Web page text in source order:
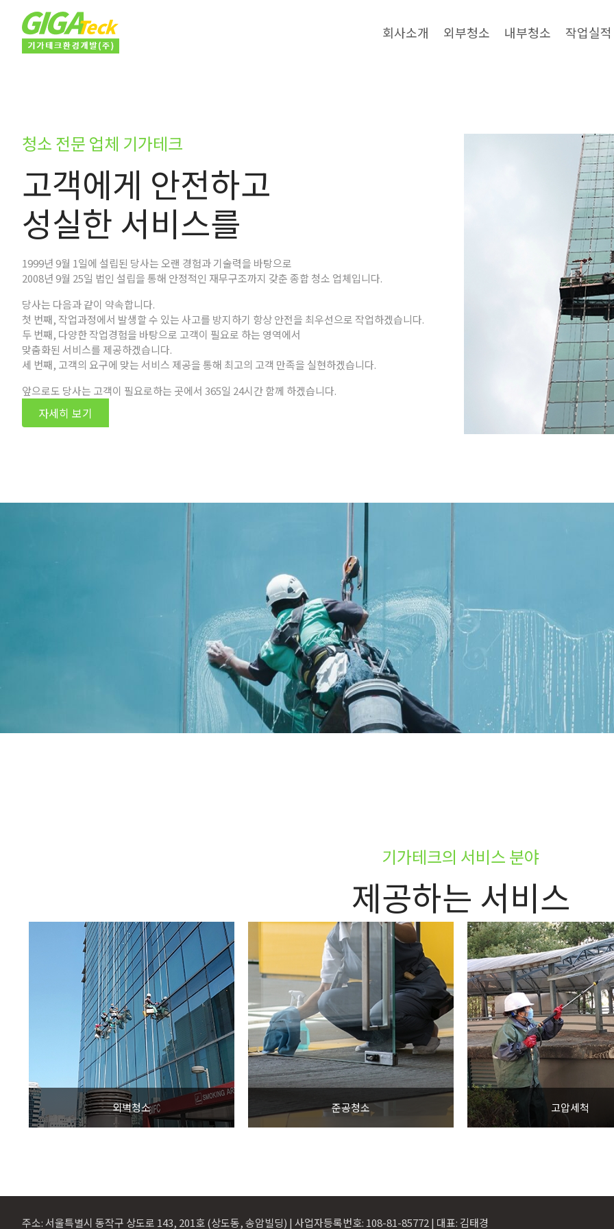
회사소개 외부청소 내부청소 작업실적
청소 전문 업체 기가테크
고객에게 안전하고
성실한 서비스를
1999년 9월 1일에 설립된 당사는 오랜 경험과 기술력을 바탕으로
2008년 9월 25일 법인 설립을 통해 안정적인 재무구조까지 갖춘 종합 청소 업체입니다.
당사는 다음과 같이 약속합니다.
첫 번째, 작업과정에서 발생할 수 있는 사고를 방지하기 항상 안전을 최우선으로 작업하겠습니다.
두 번째, 다양한 작업경험을 바탕으로 고객이 필요로 하는 영역에서
맞춤화된 서비스를 제공하겠습니다.
세 번째, 고객의 요구에 맞는 서비스 제공을 통해 최고의 고객 만족을 실현하겠습니다.
앞으로도 당사는 고객이 필요로하는 곳에서 365일 24시간 함께 하겠습니다.
자세히 보기
기가테크의 서비스 분야
제공하는 서비스
외벽청소 준공청소 고압세척
주소: 서울특별시 동작구 상도로 143, 201호 (상도동, 송암빌딩) | 사업자등록번호: 108-81-85772 | 대표: 김태경